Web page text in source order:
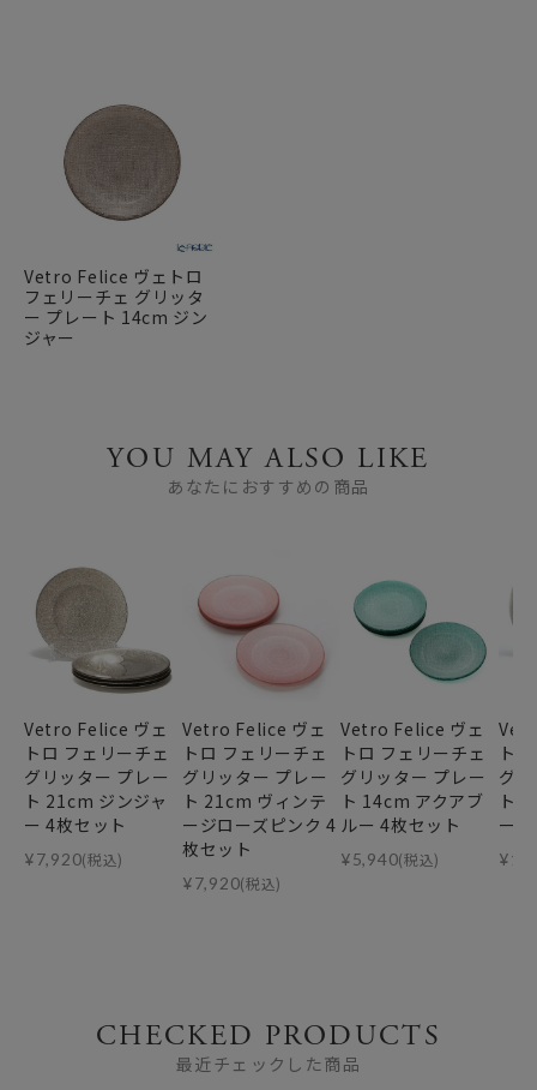
Vetro Felice ヴェトロ
フェリーチェ グリッタ
ー プレート 14cm ジン
ジャー
YOU MAY ALSO LIKE
あなたにおすすめの商品
Vetro Felice ヴェ
トロ フェリーチェ
グリッター プレー
ト 21cm ジンジャ
ー 4枚セット
¥7,920(税込)
Vetro Felice ヴェ
トロ フェリーチェ
グリッター プレー
ト 21cm ヴィンテ
ージローズピンク 4
枚セット
¥7,920(税込)
Vetro Felice ヴェ
トロ フェリーチェ
グリッター プレー
ト 14cm アクアブ
ルー 4枚セット
¥5,940(税込)
ト
グ
ト
ー 6
¥
CHECKED PRODUCTS
最近チェックした商品